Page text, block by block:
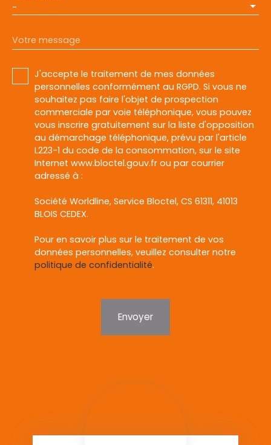
-
Votre message
J'accepte le traitement de mes données
personnelles conformément au RGPD. Si vous ne
souhaitez pas faire l'objet de prospection
commerciale par voie téléphonique, vous pouvez
vous inscrire gratuitement sur la liste d'opposition
au démarchage téléphonique, prévu par l'article
L223-1 du code de la consommation, sur le site
Internet www.bloctel.gouv.fr ou par courrier
adressé à :
Société Worldline, Service Bloctel, CS 61311, 41013
BLOIS CEDEX.
Pour en savoir plus sur le traitement de vos
données personnelles, veuillez consulter notre
politique de confidentialité.
Envoyer